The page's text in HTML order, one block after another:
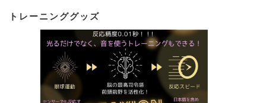
トレーニンググッズ